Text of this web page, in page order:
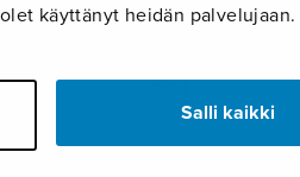
käyttänyt heidän palvelujaan.
Salli kaikki